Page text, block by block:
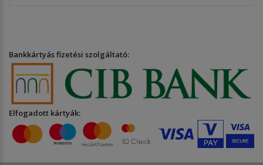
Bankkártyás fizetési szolgáltató:
Elfogadott kártyák: